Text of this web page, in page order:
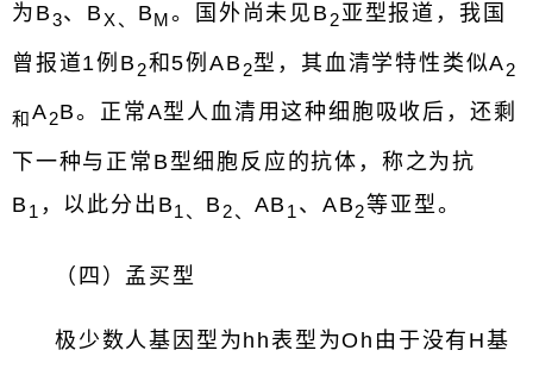
为B3、BX、 BM。国外尚未见B 2亚型报道，我国
曾报道1例B 2和5例AB 2型，其血清学特性类似A2
和A2B。正常A型人血清用这种细胞吸收后，还剩
下一种与正常B型细胞反应的抗体，称之为抗
B 1 ，以此分出B1 、 B 2、 AB 1 、AB2等亚型。
（四）孟买型
极少数人基因型为hh表型为Oh由于没有H基